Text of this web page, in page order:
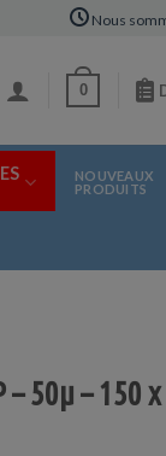
Nous
0
NOUVEAUX
PRODUITS
– 50µ – 150